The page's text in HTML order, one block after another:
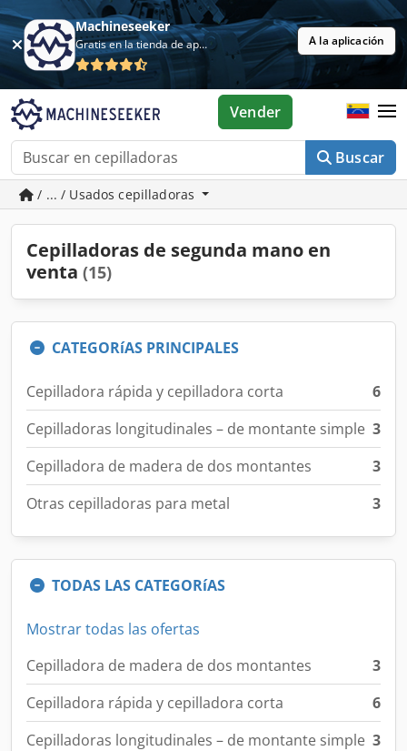
Machineseeker
Gratis en la tienda de aplicaciones A la aplicación
Buscar
Vender
/ ... / Usados cepilladoras
Cepilladoras de segunda mano en
venta (15)
CATEGORíAS PRINCIPALES
Cepilladora rápida y cepilladora corta
6
Cepilladoras longitudinales – de montante simple 3
Cepilladora de madera de dos montantes
3
Otras cepilladoras para metal
3
TODAS LAS CATEGORíAS
Mostrar todas las ofertas
Cepilladora de madera de dos montantes
3
Cepilladora rápida y cepilladora corta
6
Cepilladoras longitudinales – de montante simple 3